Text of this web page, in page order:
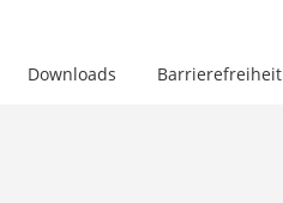
Downloads Barrierefreiheit